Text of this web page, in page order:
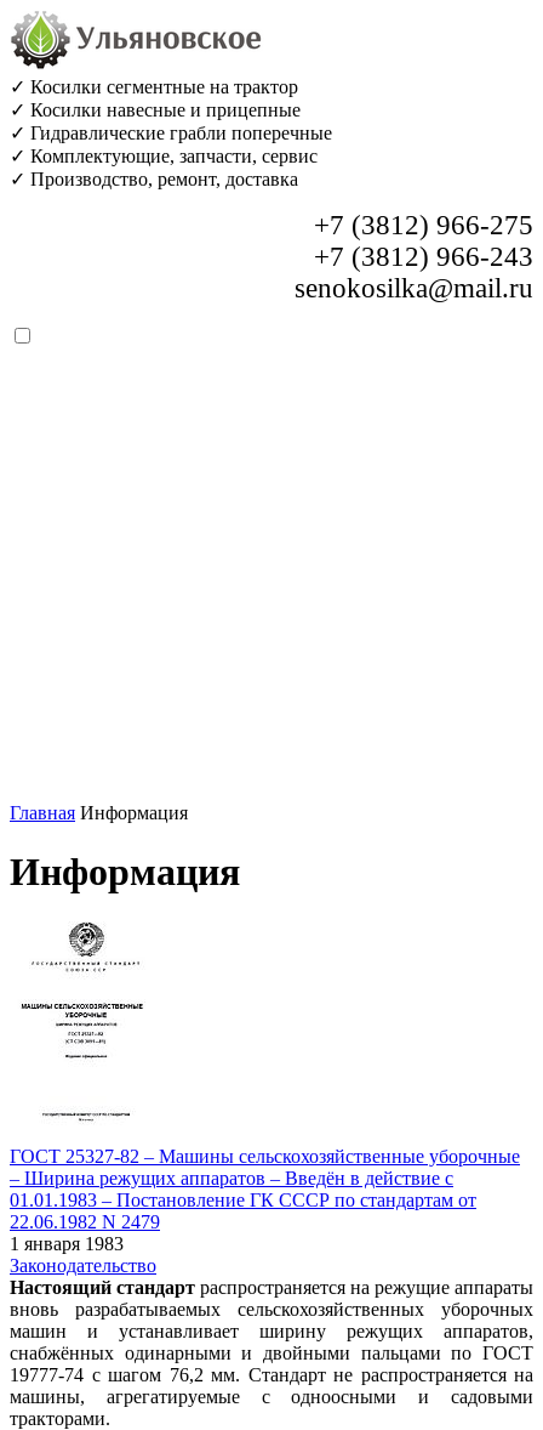
✓ Косилки сегментные на трактор
✓ Косилки навесные и прицепные
✓ Гидравлические грабли поперечные
✓ Комплектующие, запчасти, сервис
✓ Производство, ремонт, доставка
+7 (3812) 966-275
+7 (3812) 966-243
senokosilka@mail.ru
Главная Информация
Информация
ГОСТ 25327-82 – Машины сельскохозяйственные уборочные
– Ширина режущих аппаратов – Введён в действие c
01.01.1983 – Постановление ГК СССР по стандартам от
22.06.1982 N 2479
1 января 1983
Законодательство
Настоящий стандарт распространяется на режущие аппараты
вновь разрабатываемых сельскохозяйственных уборочных
машин и устанавливает ширину режущих аппаратов,
снабжённых одинарными и двойными пальцами по ГОСТ
19777-74 с шагом 76,2 мм. Стандарт не распространяется на
машины, агрегатируемые с одноосными и садовыми
тракторами.